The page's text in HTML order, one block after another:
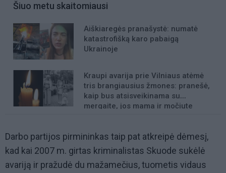
Šiuo metu skaitomiausi
Aiškiaregės pranašystė: numatė
katastrofišką karo pabaigą
Ukrainoje
Kraupi avarija prie Vilniaus atėmė
tris brangiausius žmones: pranešė,
kaip bus atsisveikinama su
mergaite, jos mama ir močiute
Darbo partijos pirmininkas taip pat atkreipė dėmesį,
kad kai 2007 m. girtas kriminalistas Skuode sukėlė
avariją ir pražudė du mažamečius, tuometis vidaus